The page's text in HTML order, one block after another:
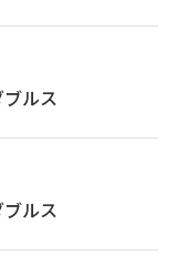
ルス
ルス